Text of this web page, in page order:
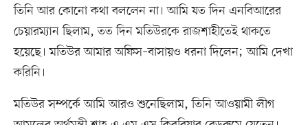
তিনি আর কোনো কথা বললেন না। আমি যত দিন এনবিআরের
চেয়ারম্যান ছিলাম, তত দিন মতিউরকে রাজশাহীতেই থাকতে
হয়েছে। মতিউর আমার অফিস–বাসায়ও ধরনা দিলেন; আমি দেখা
করিনি।
মতিউর সম্পর্কে আমি আরও শুনেছিলাম, তিনি আওয়ামী লীগ